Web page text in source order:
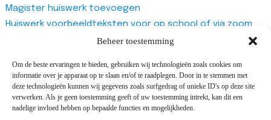
Beheer toestemming
Om de beste ervaringen te bieden, gebruiken wij technologieën zoals cookies om
informatie over je apparaat op te slaan en/of te raadplegen. Door in te stemmen met
deze technologieën kunnen wij gegevens zoals surfgedrag of unieke ID's op deze site
verwerken. Als je geen toestemming geeft of uw toestemming intrekt, kan dit een
nadelige invloed hebben op bepaalde functies en mogelijkheden.
Magister huiswerk toevoegen
Huiswerk voorbeeldteksten voor op school of via zoom
Magister studiewijzers
Magister docentenhandleiding algemeen
Zoom account aanmaken
Zoom recurring meeting aanmaken